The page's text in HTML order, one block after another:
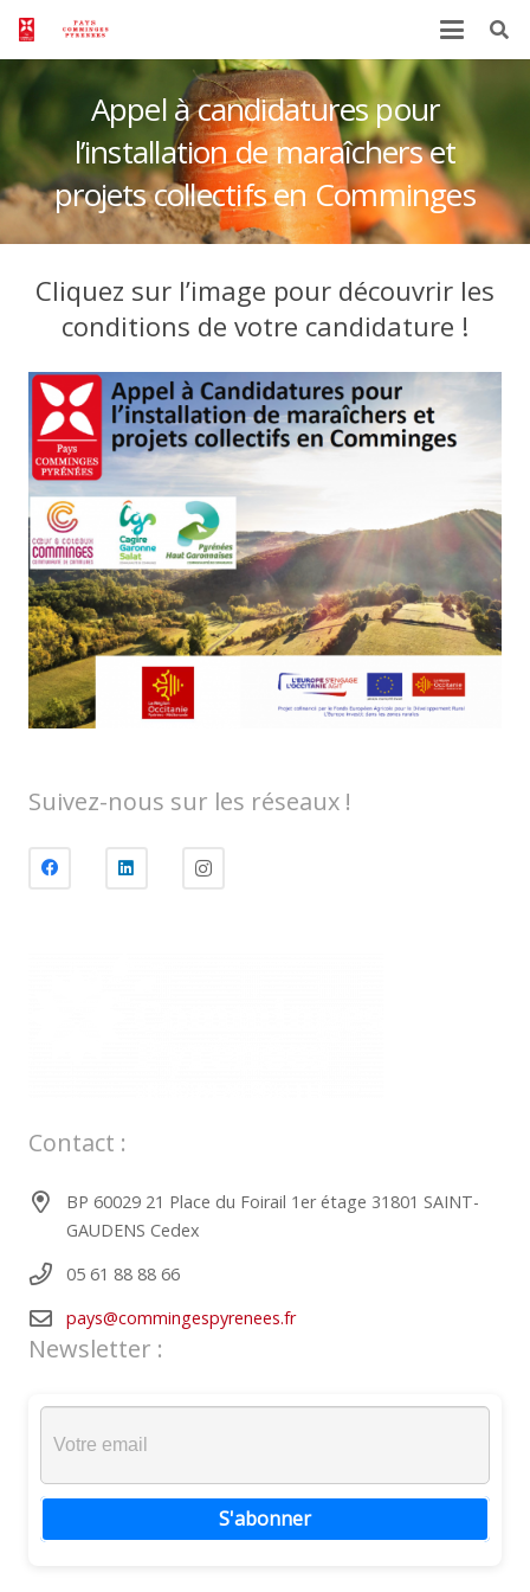
Appel à candidatures pour
l’installation de maraîchers et
projets collectifs en Comminges
Cliquez sur l’image pour découvrir les
conditions de votre candidature !
Suivez-nous sur les réseaux !
Contact :
BP 60029 21 Place du Foirail 1er étage 31801 SAINT-
GAUDENS Cedex
05 61 88 88 66
pays@commingespyrenees.fr
Newsletter :
S'abonner